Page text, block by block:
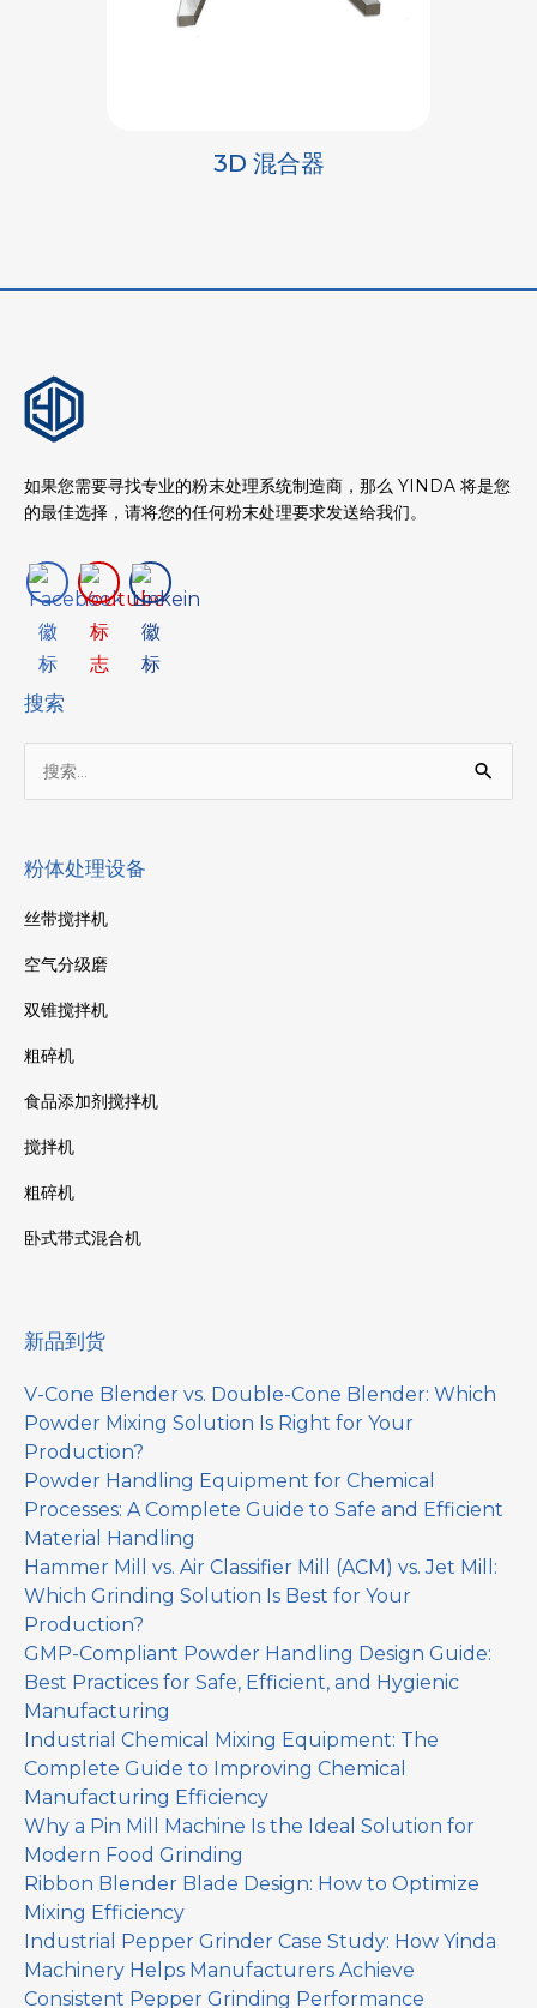
3D 混合器
如果您需要寻找专业的粉末处理系统制造商，那么 YINDA 将是您
的最佳选择，请将您的任何粉末处理要求发送给我们。
搜索
索：
粉体处理设备
丝带搅拌机
空气分级磨
双锥搅拌机
粗碎机
食品添加剂搅拌机
搅拌机
粗碎机
卧式带式混合机
新品到货
V-Cone Blender vs. Double-Cone Blender: Which
Powder Mixing Solution Is Right for Your
Production?
Powder Handling Equipment for Chemical
Processes: A Complete Guide to Safe and Efficient
Material Handling
Hammer Mill vs. Air Classifier Mill (ACM) vs. Jet Mill:
Which Grinding Solution Is Best for Your
Production?
GMP-Compliant Powder Handling Design Guide:
Best Practices for Safe, Efficient, and Hygienic
Manufacturing
Industrial Chemical Mixing Equipment: The
Complete Guide to Improving Chemical
Manufacturing Efficiency
Why a Pin Mill Machine Is the Ideal Solution for
Modern Food Grinding
Ribbon Blender Blade Design: How to Optimize
Mixing Efficiency
Industrial Pepper Grinder Case Study: How Yinda
Machinery Helps Manufacturers Achieve
Consistent Pepper Grinding Performance